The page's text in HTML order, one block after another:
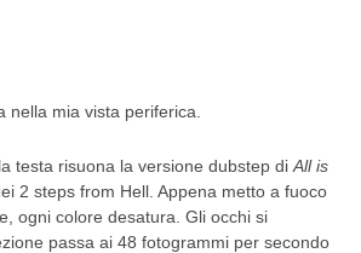
nella mia vista periferica.
testa risuona la versione dubstep di All is
2 steps from Hell. Appena metto a fuoco
ogni colore desatura. Gli occhi si
passa ai 48 fotogrammi per secondo